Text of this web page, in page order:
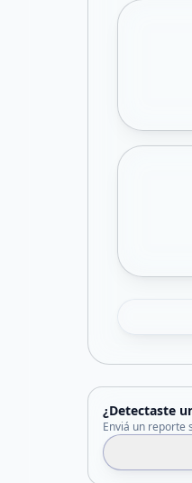
¿Detectaste
Enviá un reporte